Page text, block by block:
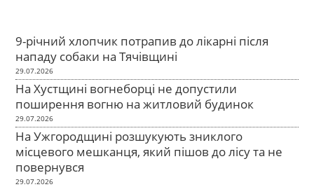
9-річний хлопчик потрапив до лікарні після
нападу собаки на Тячівщині
29.07.2026
На Хустщині вогнеборці не допустили
поширення вогню на житловий будинок
29.07.2026
На Ужгородщині розшукують зниклого
місцевого мешканця, який пішов до лісу та не
повернувся
29.07.2026